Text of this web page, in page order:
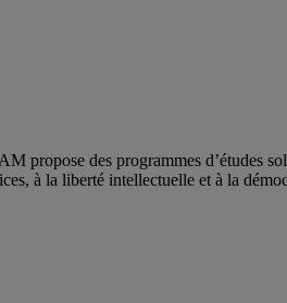
propose des programmes d’études
à la liberté intellectuelle et à la